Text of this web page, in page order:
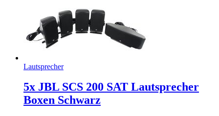
Lautsprecher
5x JBL SCS 200 SAT Lautsprecher
Boxen Schwarz